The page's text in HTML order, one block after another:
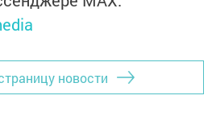
новости